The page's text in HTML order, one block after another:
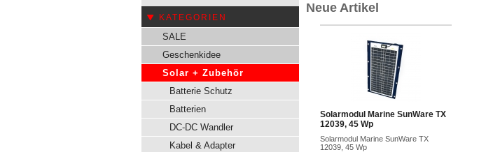
KATEGORIEN
SALE
Geschenkidee
Solar + Zubehör
Batterie Schutz
Batterien
DC-DC Wandler
Kabel & Adapter
Neue Artikel
Solarmodul Marine SunWare TX
12039, 45 Wp
Solarmodul Marine SunWare TX
12039, 45 Wp